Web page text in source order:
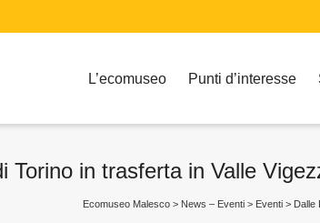
L’ecomuseo Punti d’interesse
Torino in trasferta in Valle
Ecomuseo Malesco > News – Eventi > Eventi > Dalle